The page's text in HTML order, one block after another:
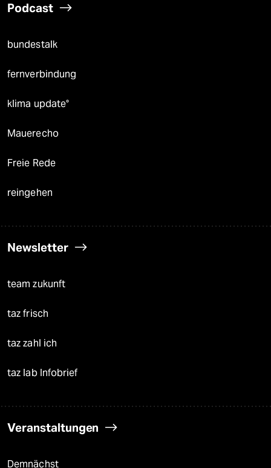
Podcast
bundestalk
fernverbindung
klima update°
Mauerecho
Freie Rede
reingehen
Newsletter
team zukunft
taz frisch
taz zahl ich
taz lab Infobrief
Veranstaltungen
Demnächst